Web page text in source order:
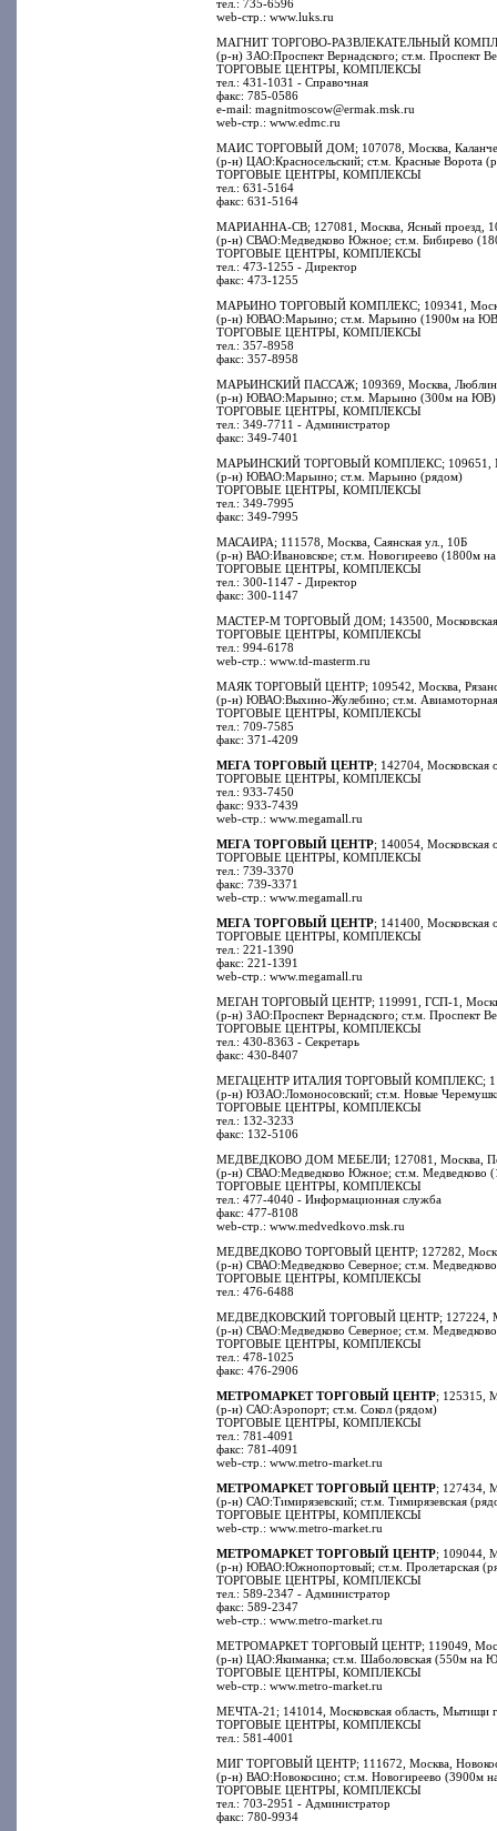
тел.: 735-6596
web-стр.: www.luks.ru
МАГНИТ ТОРГОВО-РАЗВЛЕКАТЕЛЬНЫЙ
(р-н) ЗАО:Проспект Вернадского; ст.м. Проспект
ТОРГОВЫЕ ЦЕНТРЫ, КОМПЛЕКСЫ
тел.: 431-1031 - Справочная
факс: 785-0586
e-mail: magnitmoscow@ermak.msk.ru
web-стр.: www.edmc.ru
МАИС ТОРГОВЫЙ ДОМ; 107078, Москва,
(р-н) ЦАО:Красносельский; ст.м. Красные Ворота
ТОРГОВЫЕ ЦЕНТРЫ, КОМПЛЕКСЫ
тел.: 631-5164
факс: 631-5164
МАРИАННА-СВ; 127081, Москва, Ясный проезд,
(р-н) СВАО:Медведково Южное; ст.м. Бибирево
ТОРГОВЫЕ ЦЕНТРЫ, КОМПЛЕКСЫ
тел.: 473-1255 - Директор
факс: 473-1255
МАРЬИНО ТОРГОВЫЙ КОМПЛЕКС; 109341,
(р-н) ЮВАО:Марьино; ст.м. Марьино (1900м на
ТОРГОВЫЕ ЦЕНТРЫ, КОМПЛЕКСЫ
тел.: 357-8958
факс: 357-8958
МАРЬИНСКИЙ ПАССАЖ; 109369, Москва,
(р-н) ЮВАО:Марьино; ст.м. Марьино (300м на ЮВ)
ТОРГОВЫЕ ЦЕНТРЫ, КОМПЛЕКСЫ
тел.: 349-7711 - Администратор
факс: 349-7401
МАРЬИНСКИЙ ТОРГОВЫЙ КОМПЛЕКС; 109651,
(р-н) ЮВАО:Марьино; ст.м. Марьино (рядом)
ТОРГОВЫЕ ЦЕНТРЫ, КОМПЛЕКСЫ
тел.: 349-7995
факс: 349-7995
МАСАИРА; 111578, Москва, Саянская ул., 10Б
(р-н) ВАО:Ивановское; ст.м. Новогиреево (1800м
ТОРГОВЫЕ ЦЕНТРЫ, КОМПЛЕКСЫ
тел.: 300-1147 - Директор
факс: 300-1147
МАСТЕР-М ТОРГОВЫЙ ДОМ; 143500, Московская
ТОРГОВЫЕ ЦЕНТРЫ, КОМПЛЕКСЫ
тел.: 994-6178
web-стр.: www.td-masterm.ru
МАЯК ТОРГОВЫЙ ЦЕНТР; 109542, Москва,
(р-н) ЮВАО:Выхино-Жулебино; ст.м.
ТОРГОВЫЕ ЦЕНТРЫ, КОМПЛЕКСЫ
тел.: 709-7585
факс: 371-4209
МЕГА ТОРГОВЫЙ ЦЕНТР; 142704, Московская
ТОРГОВЫЕ ЦЕНТРЫ, КОМПЛЕКСЫ
тел.: 933-7450
факс: 933-7439
web-стр.: www.megamall.ru
МЕГА ТОРГОВЫЙ ЦЕНТР; 140054, Московская
ТОРГОВЫЕ ЦЕНТРЫ, КОМПЛЕКСЫ
тел.: 739-3370
факс: 739-3371
web-стр.: www.megamall.ru
МЕГА ТОРГОВЫЙ ЦЕНТР; 141400, Московская
ТОРГОВЫЕ ЦЕНТРЫ, КОМПЛЕКСЫ
тел.: 221-1390
факс: 221-1391
web-стр.: www.megamall.ru
МЕГАН ТОРГОВЫЙ ЦЕНТР; 119991, ГСП-1, Москва,
(р-н) ЗАО:Проспект Вернадского; ст.м. Проспект
ТОРГОВЫЕ ЦЕНТРЫ, КОМПЛЕКСЫ
тел.: 430-8363 - Секретарь
факс: 430-8407
МЕГАЦЕНТР ИТАЛИЯ ТОРГОВЫЙ КОМПЛЕКС;
(р-н) ЮЗАО:Ломоносовский; ст.м. Новые
ТОРГОВЫЕ ЦЕНТРЫ, КОМПЛЕКСЫ
тел.: 132-3233
факс: 132-5106
МЕДВЕДКОВО ДОМ МЕБЕЛИ; 127081, Москва,
(р-н) СВАО:Медведково Южное; ст.м. Медведково
ТОРГОВЫЕ ЦЕНТРЫ, КОМПЛЕКСЫ
тел.: 477-4040 - Информационная служба
факс: 477-8108
web-стр.: www.medvedkovo.msk.ru
МЕДВЕДКОВО ТОРГОВЫЙ ЦЕНТР; 127282,
(р-н) СВАО:Медведково Северное; ст.м.
ТОРГОВЫЕ ЦЕНТРЫ, КОМПЛЕКСЫ
тел.: 476-6488
МЕДВЕДКОВСКИЙ ТОРГОВЫЙ ЦЕНТР; 127224,
(р-н) СВАО:Медведково Северное; ст.м.
ТОРГОВЫЕ ЦЕНТРЫ, КОМПЛЕКСЫ
тел.: 478-1025
факс: 476-2906
МЕТРОМАРКЕТ ТОРГОВЫЙ ЦЕНТР; 125315,
(р-н) САО:Аэропорт; ст.м. Сокол (рядом)
ТОРГОВЫЕ ЦЕНТРЫ, КОМПЛЕКСЫ
тел.: 781-4091
факс: 781-4091
web-стр.: www.metro-market.ru
МЕТРОМАРКЕТ ТОРГОВЫЙ ЦЕНТР; 127434,
(р-н) САО:Тимирязевский; ст.м. Тимирязевская
ТОРГОВЫЕ ЦЕНТРЫ, КОМПЛЕКСЫ
web-стр.: www.metro-market.ru
МЕТРОМАРКЕТ ТОРГОВЫЙ ЦЕНТР; 109044,
(р-н) ЮВАО:Южнопортовый; ст.м. Пролетарская
ТОРГОВЫЕ ЦЕНТРЫ, КОМПЛЕКСЫ
тел.: 589-2347 - Администратор
факс: 589-2347
web-стр.: www.metro-market.ru
МЕТРОМАРКЕТ ТОРГОВЫЙ ЦЕНТР; 119049,
(р-н) ЦАО:Якиманка; ст.м. Шаболовская (550м на
ТОРГОВЫЕ ЦЕНТРЫ, КОМПЛЕКСЫ
web-стр.: www.metro-market.ru
МЕЧТА-21; 141014, Московская область, Мытищи
ТОРГОВЫЕ ЦЕНТРЫ, КОМПЛЕКСЫ
тел.: 581-4001
МИГ ТОРГОВЫЙ ЦЕНТР; 111672, Москва,
(р-н) ВАО:Новокосино; ст.м. Новогиреево (3900м
ТОРГОВЫЕ ЦЕНТРЫ, КОМПЛЕКСЫ
тел.: 703-2951 - Администратор
факс: 780-9934